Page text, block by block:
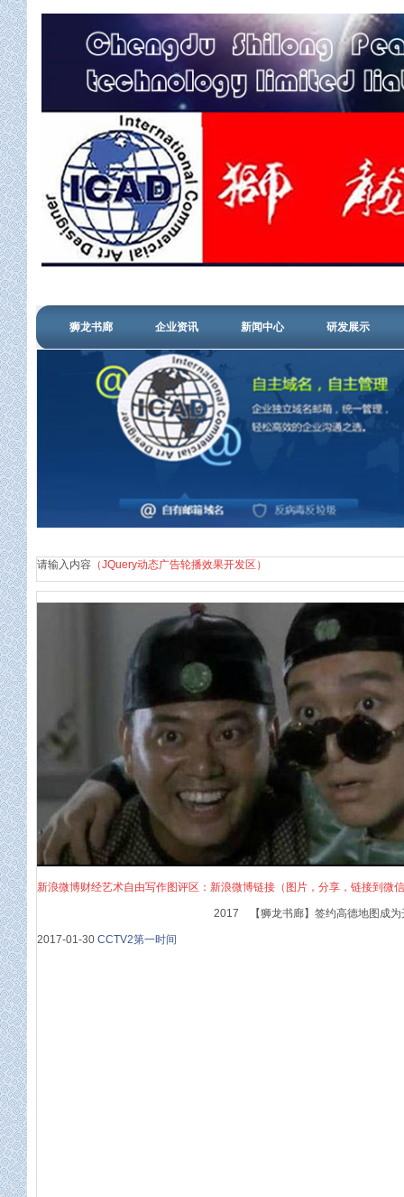
狮龙书廊 企业资讯 新闻中心 研发展示
管理登陆 信用查询
请输入内容 （JQuery动态广告轮播效果开发区）
新浪微博财经艺术自由写作图评区：新浪微博链接（图片，分享，链接到微
2017 【狮龙书廊】签约高德地图成为
2017-01-30 CCTV2第一时间